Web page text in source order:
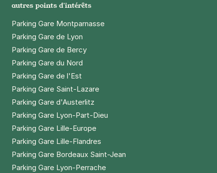
autres points d'intérêts
Parking Gare Montparnasse
Parking Gare de Lyon
Parking Gare de Bercy
Parking Gare du Nord
Parking Gare de l'Est
Parking Gare Saint-Lazare
Parking Gare d'Austerlitz
Parking Gare Lyon-Part-Dieu
Parking Gare Lille-Europe
Parking Gare Lille-Flandres
Parking Gare Bordeaux Saint-Jean
Parking Gare Lyon-Perrache